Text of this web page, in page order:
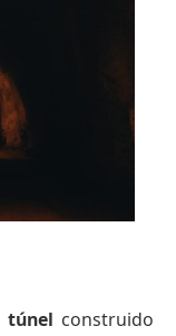
túnel construido